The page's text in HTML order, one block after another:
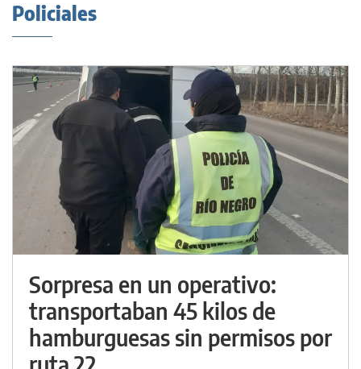
Policiales
Sorpresa en un operativo:
transportaban 45 kilos de
hamburguesas sin permisos por